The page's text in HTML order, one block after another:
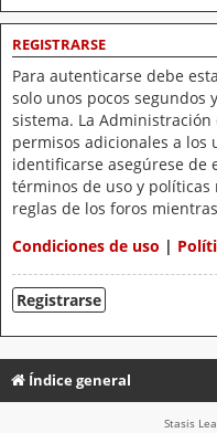
REGISTRARSE
Para autenticarse debe
solo unos pocos segundos
sistema. La
permisos adicionales a los
identificarse asegúrese de
términos de uso y políticas
reglas de los foros
Condiciones de uso |
Registrarse
Índice general
Stasis